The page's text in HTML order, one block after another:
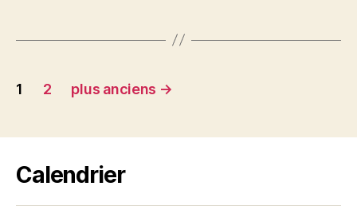
Pagination
publications
1 2 plus anciens →
Calendrier